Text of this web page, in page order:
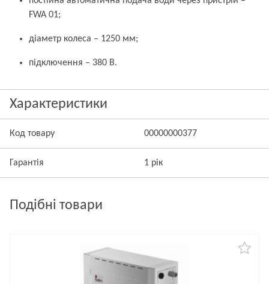
FWA 01;
діаметр колеса – 1250 мм;
підключення – 380 В.
Характеристики
Код товару 00000000377
Гарантія 1 рік
Подібні товари